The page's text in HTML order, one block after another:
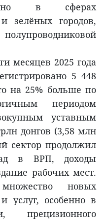
в сферах
зелёных городов,
месяцев 2025 года
5 448
на 25% больше по
периодом
уставным
донгов (3,58 млн
сектор продолжил
в ВРП, доходы
рабочих мест.
новых
услуг, особенно в
прецизионного